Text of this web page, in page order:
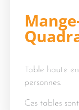
Table haute
personnes.
Ces tables